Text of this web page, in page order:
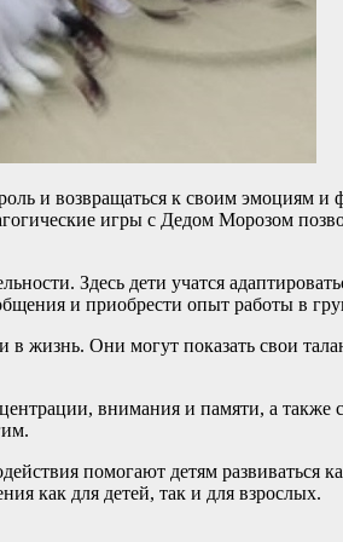
и возвращаться к своим эмоциям и
игры с Дедом Морозом
Здесь дети учатся
и приобрести опыт работы в
жизнь. Они могут показать свои
внимания и памяти, а
помогают детям развиваться
как для детей, так и для взрослых.